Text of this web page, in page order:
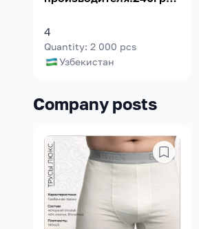
заказы,минимальный
заказ 500шт.
4
Quantity: 2 000 pcs
Узбекистан
Company posts